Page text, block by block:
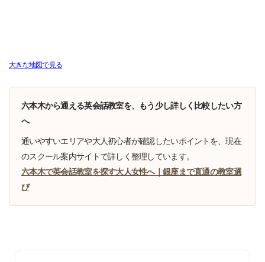
大きな地図で見る
六本木から通える英会話教室を、もう少し詳しく比較したい方
へ
通いやすいエリアや大人初心者が確認したいポイントを、現在
のスクール案内サイトで詳しく整理しています。
六本木で英会話教室を探す大人女性へ｜銀座まで直通の教室選
び